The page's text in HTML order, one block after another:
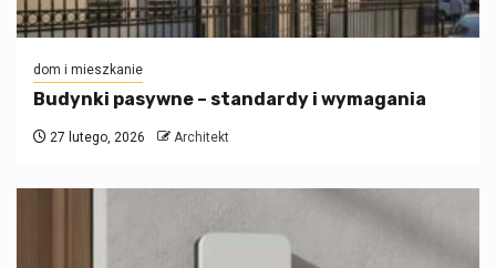
dom i mieszkanie
Budynki pasywne – standardy i wymagania
27 lutego, 2026 Architekt